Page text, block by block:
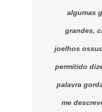
algumas
grandes,
joelhos
permitido
palavra
me